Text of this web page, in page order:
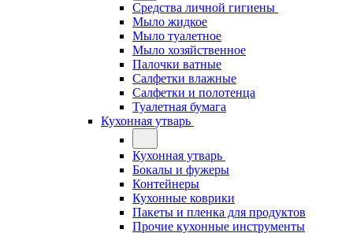
Средства личной гигиены
Мыло жидкое
Мыло туалетное
Мыло хозяйственное
Палочки ватные
Салфетки влажные
Салфетки и полотенца
Туалетная бумага
Кухонная утварь
Кухонная утварь
Бокалы и фужеры
Контейнеры
Кухонные коврики
Пакеты и пленка для продуктов
Прочие кухонные инструменты